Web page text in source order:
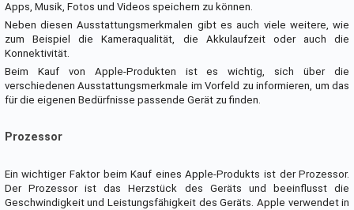
Apps, Musik, Fotos und Videos speichern zu können.
Neben diesen Ausstattungsmerkmalen gibt es auch viele weitere, wie
zum Beispiel die Kameraqualität, die Akkulaufzeit oder auch die
Konnektivität.
Beim Kauf von Apple-Produkten ist es wichtig, sich über die
verschiedenen Ausstattungsmerkmale im Vorfeld zu informieren, um das
für die eigenen Bedürfnisse passende Gerät zu finden.
Prozessor
Ein wichtiger Faktor beim Kauf eines Apple-Produkts ist der Prozessor.
Der Prozessor ist das Herzstück des Geräts und beeinflusst die
Geschwindigkeit und Leistungsfähigkeit des Geräts. Apple verwendet in